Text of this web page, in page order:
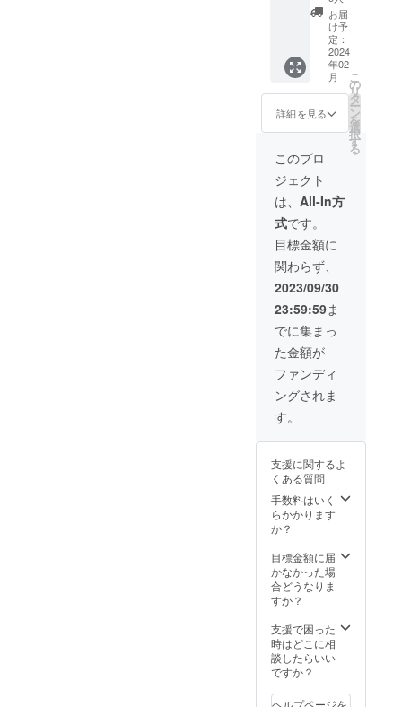
にゅー
ざーく
んの着
ぐるみ
を着た
葉月ま
にゅぬ
いぐる
たしま
イズ全
長
100mm
～150ｍ
ｍほ
ど。
作成い
たしま
す。 ・
次回
BOOTH
グッズ
割引
（5%O
FF） ┗
用ペー
ジを送
付しま
す。 ・
1on1通
話への
ご招待
（1分）
┗ディ
スコー
ドを使
用して
の通話
です。
・MV相
談配信
参加権
┗MV相
をお楽
ただけ
ます。
・楽曲
MP3の
タル）
┗今回
制作し
曲の
データ
版をお
送りい
す。 ・
前」の
記載を
お願い
いたし
ます。
希望さ
れない
場合は
「匿名
と記入
してい
ただく
と「ま
にゅー
ざーく
ん」呼
びにて
お礼
ムー
ビーを
作成い
たしま
す。 ・
次回
BOOTH
グッズ
割引
割引専
ジを送
付しま
す。 ・
1on1通
（3分）
┗ディ
スコー
の通話
です。
・MV相
談配信
┗MV相
ン入り
サンク
スカー
ドの送
付（現
物） ・
お礼
ムー
ビーの
（お名
前呼び
あり/デ
ジタ
ル） ┗
支援時
に、備
考欄に
「読ん
でほし
いお名
前」の
記載を
お願い
いたし
ます。
希望さ
れない
希望」
してい
ただく
と「ま
にゅー
びにて
お礼
ムー
たしま
す。 ・
次回
BOOTH
割引
お届
け予
定：
2024
年02
月
詳細を見る
こ
の
リ
タ
ー
ン
を
選
択
す
る
このプロ
ジェクト
は、 All-In方
式です。
目標金額に
関わらず、
2023/09/30
23:59:59ま
でに集まっ
た金額が
ファンディ
ングされま
す。
支援に関するよ
くある質問
手数料はいく
らかかります
か？
目標金額に届
かなかった場
合どうなりま
すか？
支援で困った
時はどこに相
談したらいい
ですか？